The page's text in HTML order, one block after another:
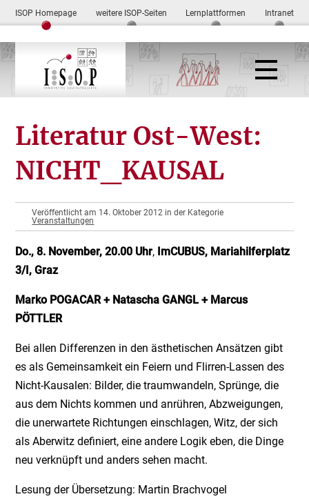
ISOP Homepage weitere ISOP-Seiten Lernplattformen Intranet
Literatur Ost-West:
NICHT_KAUSAL
Veröffentlicht am 14. Oktober 2012 in der Kategorie
Veranstaltungen
Do., 8. November, 20.00 Uhr, ImCUBUS, Mariahilferplatz
3/I, Graz
Marko POGACAR + Natascha GANGL + Marcus
PÖTTLER
Bei allen Differenzen in den ästhetischen Ansätzen gibt
es als Gemeinsamkeit ein Feiern und Flirren-Lassen des
Nicht-Kausalen: Bilder, die traumwandeln, Sprünge, die
aus dem Nichts kommen und anrühren, Abzweigungen,
die unerwartete Richtungen einschlagen, Witz, der sich
als Aberwitz definiert, eine andere Logik eben, die Dinge
neu verknüpft und anders sehen macht.
Lesung der Übersetzung: Martin Brachvogel